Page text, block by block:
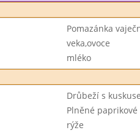
Pomazánka
veka,ovoce
mléko
Drůbeží s
Plněné
rýže